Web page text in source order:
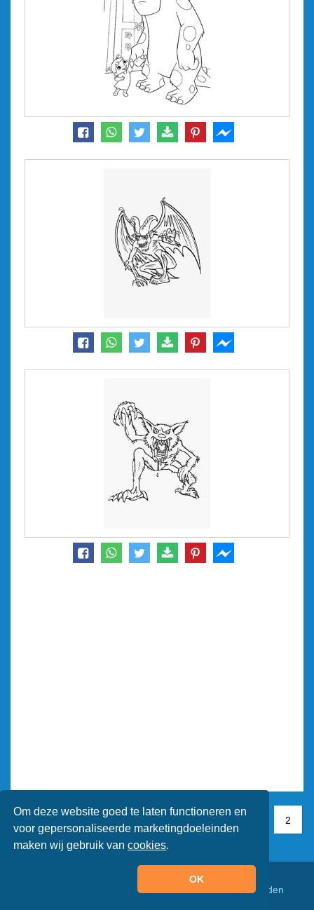
Om deze website goed te laten functioneren en
voor gepersonaliseerde marketingdoeleinden
maken wij gebruik vancookies.
OK
2
© Animaatjes.nl - 2005/2026 - Alle rechten voorbehouden